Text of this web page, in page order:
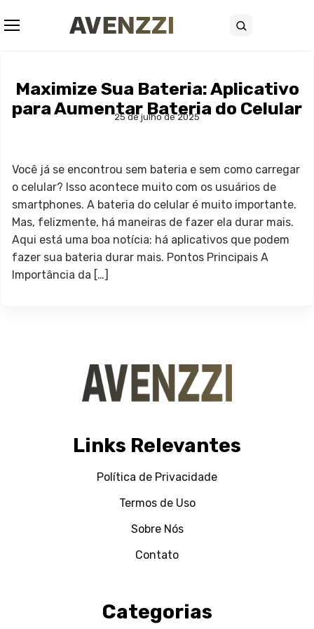
Buscar
Maximize Sua Bateria: Aplicativo
para Aumentar Bateria do Celular
25 de julho de 2025
Você já se encontrou sem bateria e sem como carregar
o celular? Isso acontece muito com os usuários de
smartphones. A bateria do celular é muito importante.
Mas, felizmente, há maneiras de fazer ela durar mais.
Aqui está uma boa notícia: há aplicativos que podem
fazer sua bateria durar mais. Pontos Principais A
Importância da […]
Links Relevantes
Política de Privacidade
Termos de Uso
Sobre Nós
Contato
Categorias